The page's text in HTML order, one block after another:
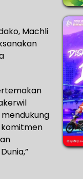
Machli
komitmen